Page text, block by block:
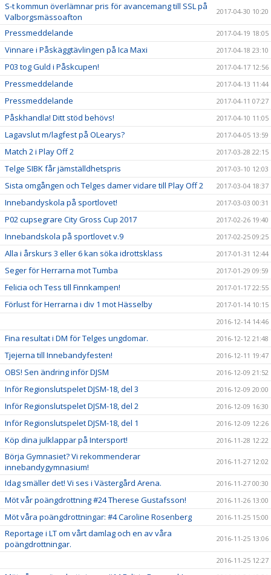
S-t kommun överlämnar pris för avancemang till SSL på
Valborgsmässoafton
2017-04-30 10:20
Pressmeddelande 2017-04-19 18:05
Vinnare i Påskäggtävlingen på Ica Maxi 2017-04-18 23:10
P03 tog Guld i Påskcupen! 2017-04-17 12:56
Pressmeddelande 2017-04-13 11:44
Pressmeddelande 2017-04-11 07:27
Påskhandla! Ditt stöd behövs! 2017-04-10 11:05
Lagavslut m/lagfest på OLearys? 2017-04-05 13:59
Match 2 i Play Off 2 2017-03-28 22:15
Telge SIBK får jämställdhetspris 2017-03-10 12:03
Sista omgången och Telges damer vidare till Play Off 2 2017-03-04 18:37
Innebandyskola på sportlovet! 2017-03-03 00:31
P02 cupsegrare City Gross Cup 2017 2017-02-26 19:40
Innebandskola på sportlovet v.9 2017-02-25 09:25
Alla i årskurs 3 eller 6 kan söka idrottsklass 2017-01-31 12:44
Seger för Herrarna mot Tumba 2017-01-29 09:59
Felicia och Tess till Finnkampen! 2017-01-17 22:55
Förlust för Herrarna i div 1 mot Hässelby
2017-01-14 10:15
2016-12-14 14:46
Fina resultat i DM för Telges ungdomar. 2016-12-12 21:48
Tjejerna till Innebandyfesten! 2016-12-11 19:47
OBS! Sen ändring inför DJSM 2016-12-09 21:52
Inför Regionslutspelet DJSM-18, del 3 2016-12-09 20:00
Inför Regionslutspelet DJSM-18, del 2 2016-12-09 16:30
Inför Regionslutspelet DJSM-18, del 1 2016-12-09 12:26
Köp dina julklappar på Intersport! 2016-11-28 12:22
Börja Gymnasiet? Vi rekommenderar
innebandygymnasium!
2016-11-27 12:02
Idag smäller det! Vi ses i Västergård Arena. 2016-11-27 00:30
Möt vår poängdrottning #24 Therese Gustafsson! 2016-11-26 13:00
Möt våra poängdrottningar: #4 Caroline Rosenberg 2016-11-25 15:00
Reportage i LT om vårt damlag och en av våra
poängdrottningar.
2016-11-25 13:06
2016-11-25 12:27